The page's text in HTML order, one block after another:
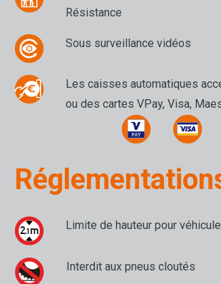
Résistance
Sous surveillance vidéos
Les caisses automatiques
ou des cartes VPay, Visa,
Limite de hauteur pour
Interdit aux pneus cloutés